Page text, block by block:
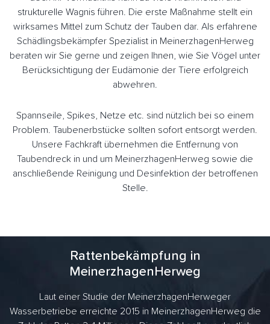
strukturelle Wagnis führen. Die erste Maßnahme stellt ein
wirksames Mittel zum Schutz der Tauben dar. Als erfahrene
Schädlingsbekämpfer Spezialist in MeinerzhagenHerweg
beraten wir Sie gerne und zeigen Ihnen, wie Sie Vögel unter
Berücksichtigung der Eudämonie der Tiere erfolgreich
abwehren.
Spannseile, Spikes, Netze etc. sind nützlich bei so einem
Problem. Taubenerbstücke sollten sofort entsorgt werden.
Unsere Fachkraft übernehmen die Entfernung von
Taubendreck in und um MeinerzhagenHerweg sowie die
anschließende Reinigung und Desinfektion der betroffenen
Stelle.
Rattenbekämpfung in
MeinerzhagenHerweg
Laut einer Studie der MeinerzhagenHerweger
Wasserbetriebe erreichte 2015 in MeinerzhagenHerweg die